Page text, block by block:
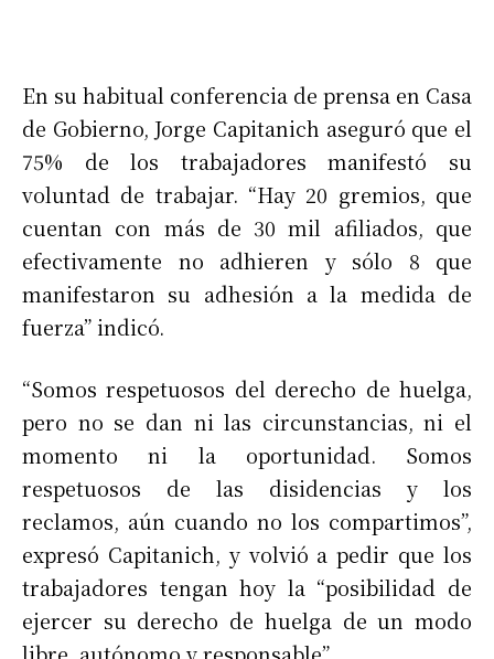
En su habitual conferencia de prensa en Casa
de Gobierno, Jorge Capitanich aseguró que el
75% de los trabajadores manifestó su
voluntad de trabajar. “Hay 20 gremios, que
cuentan con más de 30 mil afiliados, que
efectivamente no adhieren y sólo 8 que
manifestaron su adhesión a la medida de
fuerza” indicó.
“Somos respetuosos del derecho de huelga,
pero no se dan ni las circunstancias, ni el
momento ni la oportunidad. Somos
respetuosos de las disidencias y los
reclamos, aún cuando no los compartimos”,
expresó Capitanich, y volvió a pedir que los
trabajadores tengan hoy la “posibilidad de
ejercer su derecho de huelga de un modo